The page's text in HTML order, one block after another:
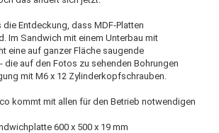
Entdeckung, dass MDF-Platten
Im Sandwich mit einem Unterbau mit
eine auf ganzer Fläche saugende
die auf den Fotos zu sehenden Bohrungen
mit M6 x 12 Zylinderkopfschrauben.
kommt mit allen für den Betrieb notwendigen
600 x 500 x 19 mm